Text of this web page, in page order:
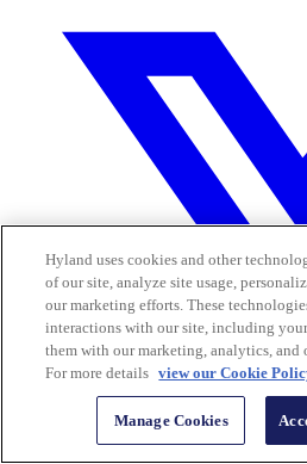
Hyland uses cookies and other
of our site, analyze site usage,
our marketing efforts. These
interactions with our site, including your
them with our marketing, analytics, and
For more details view our Cookie
Manage Cookies